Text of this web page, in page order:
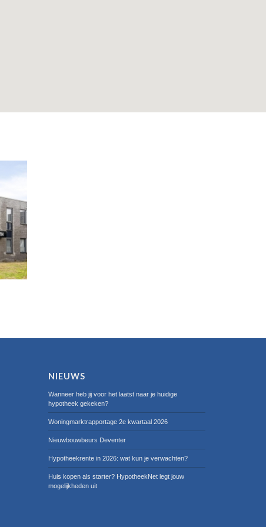
NIEUWS
Wanneer heb jij voor het laatst naar je huidige
hypotheek gekeken?
Woningmarktrapportage 2e kwartaal 2026
Nieuwbouwbeurs Deventer
Hypotheekrente in 2026: wat kun je verwachten?
Huis kopen als starter? HypotheekNet legt jouw
mogelijkheden uit